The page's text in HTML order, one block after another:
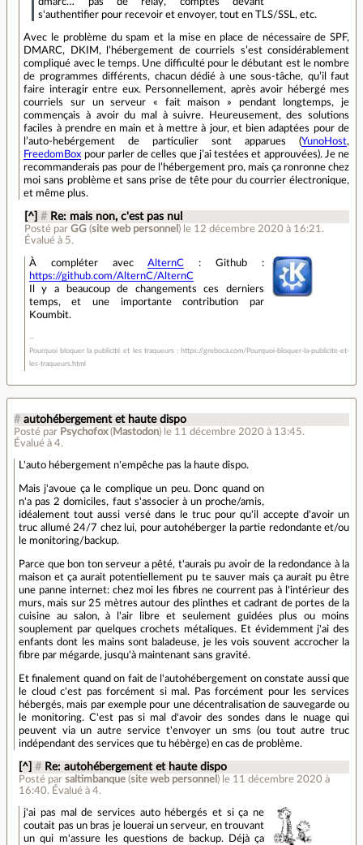
s'authentifier pour recevoir et envoyer, tout en TLS/SSL, etc.
Avec le problème du spam et la mise en place de nécessaire de SPF,
DMARC, DKIM, l’hébergement de courriels s’est considérablement
compliqué avec le temps. Une difficulté pour le débutant est le nombre
de programmes différents, chacun dédié à une sous-tâche, qu’il faut
faire interagir entre eux. Personnellement, après avoir hébergé mes
courriels sur un serveur « fait maison » pendant longtemps, je
commençais à avoir du mal à suivre. Heureusement, des solutions
faciles à prendre en main et à mettre à jour, et bien adaptées pour de
l’auto-hebérgement de particulier sont apparues (YunoHost,
FreedomBox pour parler de celles que j’ai testées et approuvées). Je ne
recommanderais pas pour de l’hébergement pro, mais ça ronronne chez
moi sans problème et sans prise de tête pour du courrier électronique,
et même plus.
[^] # Re: mais non, c'est pas nul
Posté par GG(site web personnel ) le 12 décembre 2020 à 16:21 .
Évalué à 5.
À compléter avecAlternC : Github :
https://github.com/AlternC/AlternC
Il y a beaucoup de changements ces derniers
temps, et une importante contribution par
Koumbit.
Pourquoi bloquer la publicité et les traqueurs : https://greboca.com/Pourquoi-bloquer-la-publicite-et-
les-traqueurs.html
# autohébergement et haute dispo
Posté par Psychofox( Mastodon) le 11 décembre 2020 à 13:45.
Évalué à 4.
L'auto hébergement n'empêche pas la haute dispo.
Mais j'avoue ça le complique un peu. Donc quand on
n'a pas 2 domiciles, faut s'associer à un proche/amis,
idéalement tout aussi versé dans le truc pour qu'il accepte d'avoir un
truc allumé 24/7 chez lui, pour autohéberger la partie redondante et/ou
le monitoring/backup.
Parce que bon ton serveur a pêté, t'aurais pu avoir de la redondance à la
maison et ça aurait potentiellement pu te sauver mais ça aurait pu être
une panne internet: chez moi les fibres ne courrent pas à l'intérieur des
murs, mais sur 25 mètres autour des plinthes et cadrant de portes de la
cuisine au salon, à l'air libre et seulement guidées plus ou moins
souplement par quelques crochets métaliques. Et évidemment j'ai des
enfants dont les mains sont baladeuse, je les vois souvent accrocher la
fibre par mégarde, jusqu'à maintenant sans gravité.
Et finalement quand on fait de l'autohébergement on constate aussi que
le cloud c'est pas forcément si mal. Pas forcément pour les services
hébergés, mais par exemple pour une décentralisation de sauvegarde ou
le monitoring. C'est pas si mal d'avoir des sondes dans le nuage qui
peuvent via un autre service t'envoyer un sms (ou tout autre truc
indépendant des services que tu hébèrge) en cas de problème.
[^] # Re: autohébergement et haute dispo
Posté parsaltimbanque (site web personnel ) le 11 décembre 2020 à
16:40. Évalué à4.
j'ai pas mal de services auto hébergés et si ça ne
coutait pas un bras je louerai un serveur, en trouvant
un qui m'assure les questions de backup. Déjà ça